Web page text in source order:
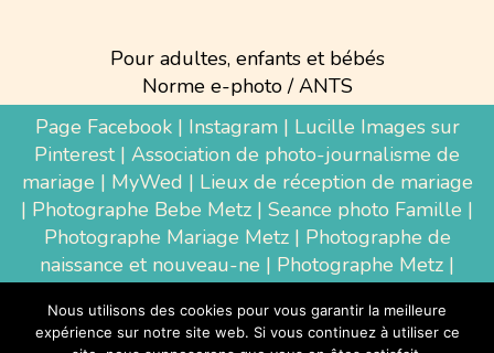
Pour adultes, enfants et bébés
Norme e-photo / ANTS
Page Facebook| Instagram| Lucille Images sur
Pinterest| Association de photo-journalisme de
mariage | MyWed | Lieux de réception de mariage
| Photographe Bebe Metz | Seance photo Famille |
Photographe Mariage Metz| Photographe de
naissance et nouveau-ne | Photographe Metz |
Luxembourg|Photographe Thionville|
Photographe d'entreprise Metz
Nous utilisons des cookies pour vous garantir la meilleure
expérience sur notre site web. Si vous continuez à utiliser ce